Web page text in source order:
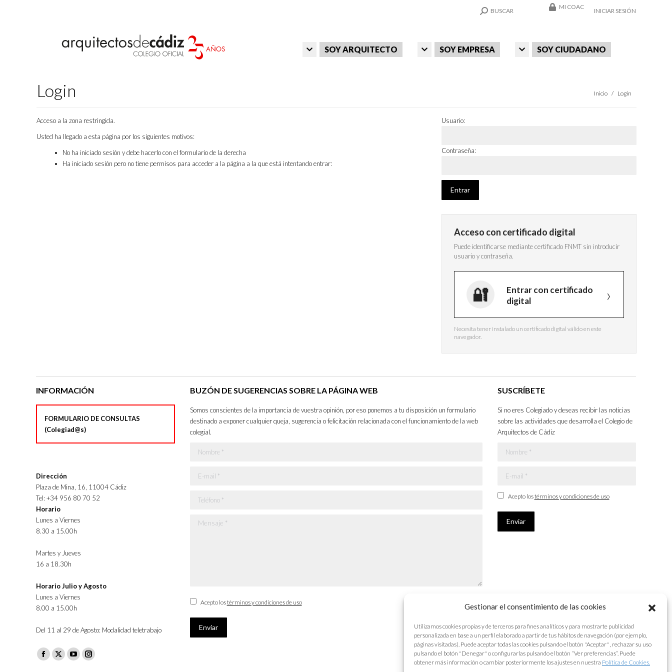
Gestionar el consentimiento de las cookies
Utilizamos cookies propias y de terceros para fines analíticos y para mostrarte publicidad
personalizada en base a un perfil elaborado a partir de tus hábitos de navegación (por ejemplo,
páginas visitadas). Puede aceptar todas las cookies pulsando el botón "Aceptar" , rechazar su uso
pulsando el botón "Denegar" o configurarlas pulsando el botón “Ver preferencias”. Puede
obtener más información o cambiar posteriormente los ajustes en nuestra Política de Cookies.
SEARCH:
BUSCAR
MI COAC
INICIAR SESIÓN
SOY ARQUITECTO SOY EMPRESA SOY CIUDADANO
Login Estás aquí:
Inicio Login
Acceso a la zona restringida.
Usted ha llegado a esta página por los siguientes motivos:
No ha iniciado sesión y debe hacerlo con el formulario de la derecha
Ha iniciado sesión pero no tiene permisos para acceder a la página a la que está intentando entrar:
Usuario:
Contraseña:
Acceso con certificado digital
Puede identificarse mediante certificado FNMT sin introducir
usuario y contraseña.
Entrar con certificado
digital
Necesita tener instalado un certificado digital válido en este
navegador.
INFORMACIÓN
FORMULARIO DE CONSULTAS
(Colegiad@s)
Dirección
Plaza de Mina, 16, 11004 Cádiz
Tel: +34 956 80 70 52
Horario
Lunes a Viernes
8.30 a 15.00h
Martes y Jueves
16 a 18.30h
Horario Julio y Agosto
Lunes a Viernes
8.00 a 15.00h
Del 11 al 29 de Agosto: Modalidad teletrabajo
Facebook
X
YouTubeInstagram
BUZÓN DE SUGERENCIAS SOBRE LA PÁGINA WEB
Somos conscientes de la importancia de vuestra opinión, por eso ponemos a tu disposición un formulario
destinado a exponer cualquier queja, sugerencia o felicitación relacionada con el funcionamiento de la web
colegial.
Nombre *
E-mail *
Teléfono *
Mensaje *
Acepto lostérminos y condiciones de uso
Enviar
SUSCRÍBETE
Si no eres Colegiado y deseas recibir las noticias
sobre las actividades que desarrolla el Colegio de
Arquitectos de Cádiz
Nombre *
E-mail *
Acepto lostérminos y condiciones de uso
Enviar